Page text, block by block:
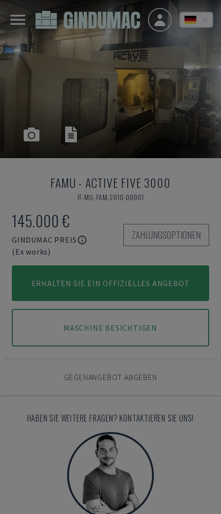
FAMU - ACTIVE FIVE 3000
IT-MIL-FAM-2010-00001
145.000 €
GINDUMAC PREIS
(Ex works)
ZAHLUNGSOPTIONEN
ERHALTEN SIE EIN OFFIZIELLES ANGEBOT
MASCHINE BESICHTIGEN
GEGENANGEBOT ABGEBEN
HABEN SIE WEITERE FRAGEN? KONTAKTIEREN SIE UNS!